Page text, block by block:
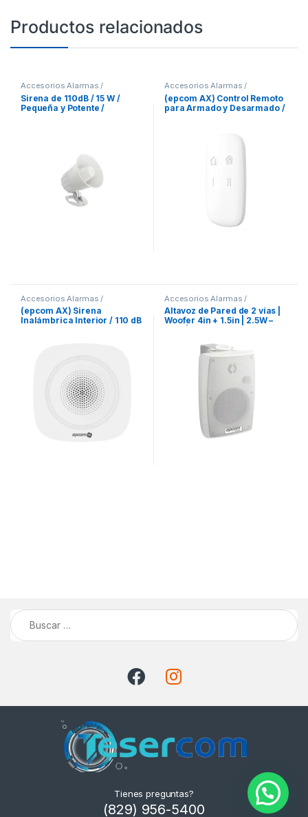
Productos relacionados
Accesorios Alarmas /
Domotica Alarmas / Casa
Inteligente
Sirena de 110dB / 15 W /
Pequeña y Potente /
Accesorios Alarmas /
Domotica Alarmas / Casa
Inteligente
(epcom AX) Control Remoto
para Armado y Desarmado /
Accesorios Alarmas /
Domotica, Alarmas / Casa
Inteligente
(epcom AX) Sirena
Inalámbrica Interior / 110 dB
Accesorios Alarmas /
Domotica, Alarmas / Casa
Inteligente
Altavoz de Pared de 2 vías |
Woofer 4in + 1.5in | 2.5W –
ABS | Rejilla y Bracket de
Metal | Color Blanco
Buscar:
Tienes preguntas?
(829) 956-5400